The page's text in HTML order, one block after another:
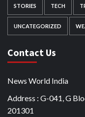
STORIES TECH
UNCATEGORIZED
Contact Us
News World India
Address : G-041, G
201301